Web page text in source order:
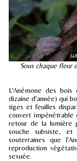
Sous chaque fleur
L'Anémone des bois
dizaine d'année) qui
tiges et feuilles
couvert impénétrable
retour de la lumière
souche subsiste,
souterraines que
reproduction
sexuée.